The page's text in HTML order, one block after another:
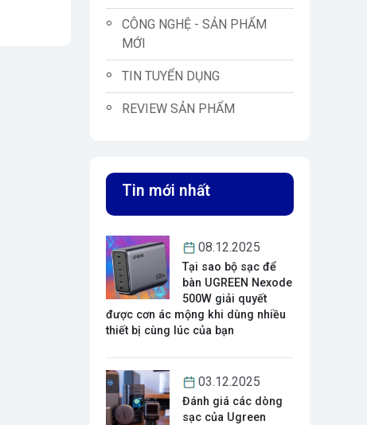
CÔNG NGHỆ - SẢN PHẨM
MỚI
TIN TUYỂN DỤNG
REVIEW SẢN PHẨM
Tin mới nhất
08.12.2025
Tại sao bộ sạc để
bàn UGREEN Nexode
500W giải quyết
được cơn ác mộng khi dùng nhiều
thiết bị cùng lúc của bạn
03.12.2025
Đánh giá các dòng
sạc của Ugreen